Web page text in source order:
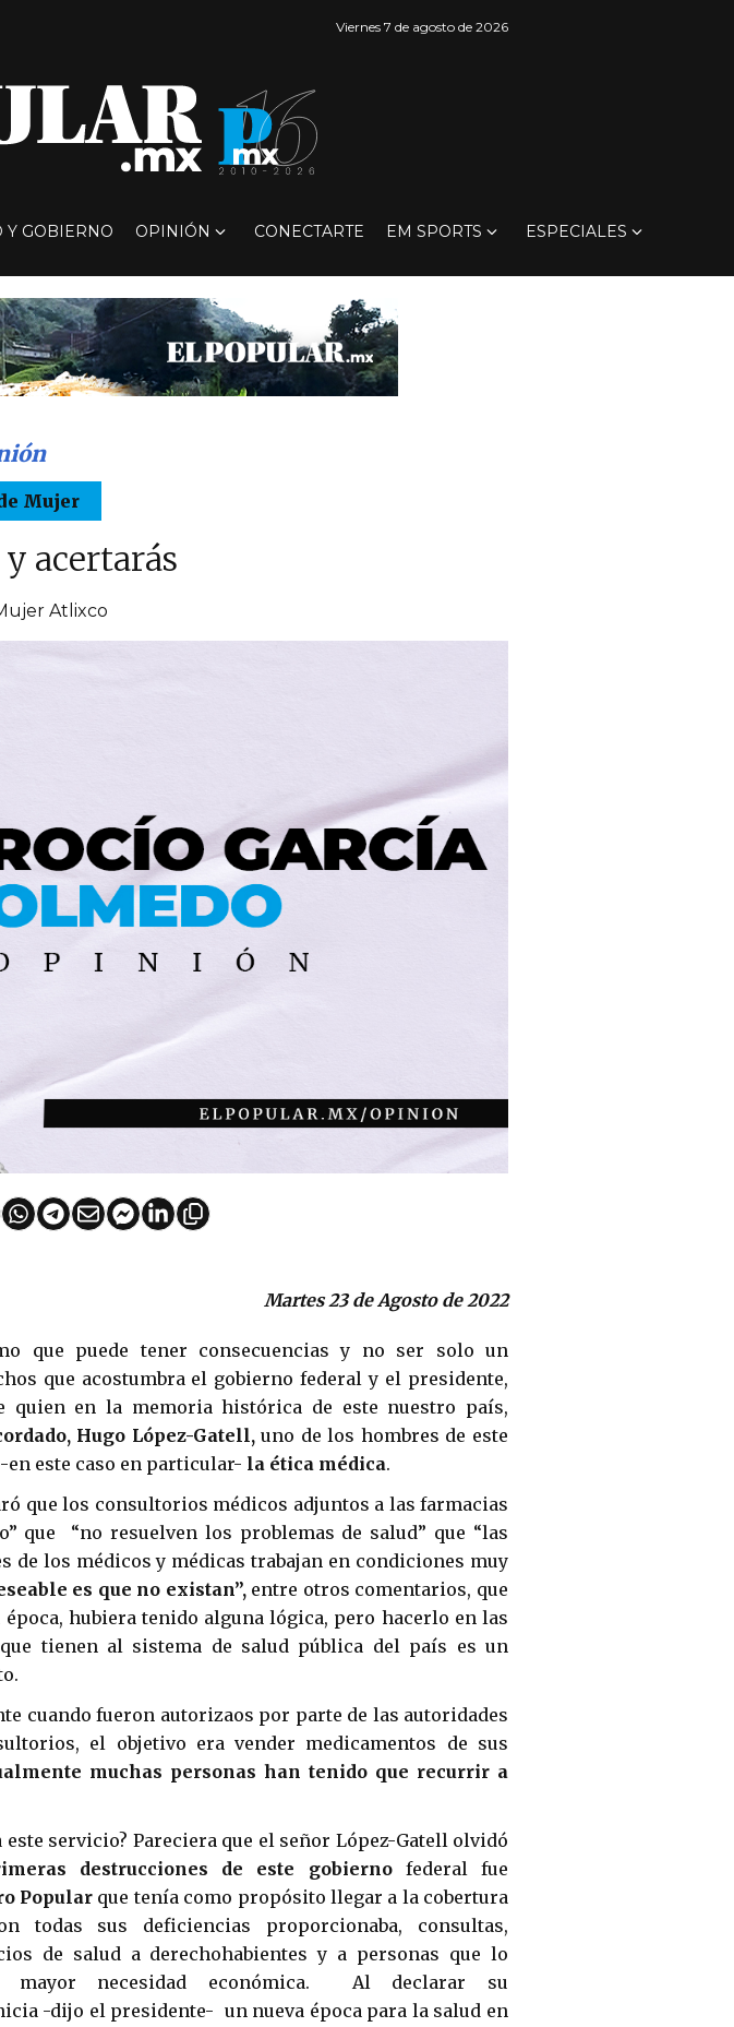
Viernes 7 de agosto de 2026
Y GOBIERNO OPINIÓN CONECTARTE EM SPORTS ESPECIALES
Mujer
acertarás
Atlixco
Martes 23 de Agosto de 2022
que puede tener consecuencias y no ser solo un
que acostumbra el gobierno federal y el presidente,
quien en la memoria histórica de este nuestro país,
Hugo López-Gatell,uno de los hombres de este
-en este caso en particular- la ética médica.
que los consultorios médicos adjuntos a las farmacias
que “no resuelven los problemas de salud” que “las
de los médicos y médicas trabajan en condiciones muy
es que no existan”,entre otros comentarios, que
hubiera tenido alguna lógica, pero hacerlo en las
tienen al sistema de salud pública del país es un
cuando fueron autorizaos por parte de las autoridades
el objetivo era vender medicamentos de sus
muchas personas han tenido que recurrir a
este servicio? Pareciera que el señor López-Gatell olvidó
destrucciones de este gobiernofederal fue
Popular que tenía como propósito llegar a la cobertura
todas sus deficiencias proporcionaba, consultas,
de salud a derechohabientes y a personas que lo
mayor necesidad económica. Al declarar su
-dijo el presidente- un nueva época para la salud en